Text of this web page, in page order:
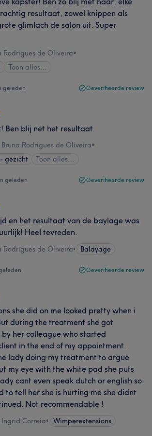
resultaat, zowel knippen als
glimlach de salon uit. Super
Rodrigues de Oliveira•
Toon alles…
geleden Geverifieerde review
Ben blij net het resultaat
Rodrigues de Oliveira•
gezicht
Toon alles…
geleden Geverifieerde review
en het resultaat van de baylage was
Heel tevreden.
Rodrigues de Oliveira• Balayage
Geverifieerde review
she did on me looked pretty when i
during the treatment she got
her colleague who started
in the end of my appointment.
lady doing my treatment to argue
my eye with the white pad she puts
cant even speak dutch or english so
to tell her she is hurting me she didnt
Not recommendable !
Correia• Wimperextensions